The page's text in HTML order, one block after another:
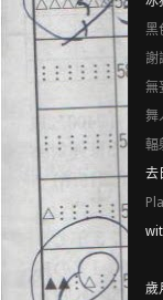
黑
謝
無
舞
輻
去
歲